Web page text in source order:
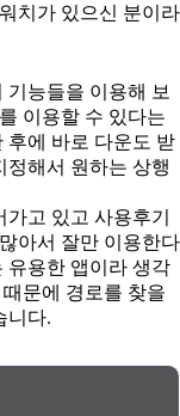
치가 있으신 분이라
능들을 이용해 보
이용할 수 있다는
후에 바로 다운도 받
정해서 원하는 상행
고 있고 사용후기
아서 잘만 이용한다
유용한 앱이라 생각
문에 경로를 찾을
니다.